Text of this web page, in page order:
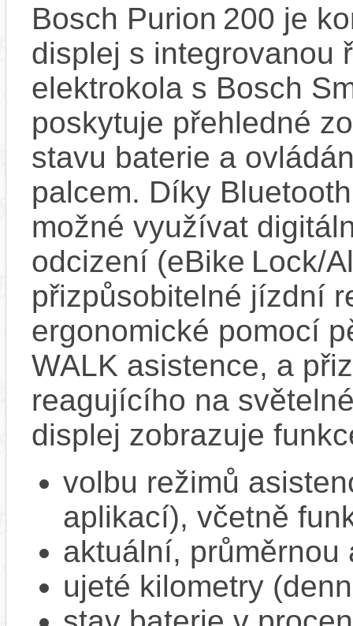
Bosch Purion 200 je
displej s integrovanou
elektrokola s Bosch
poskytuje přehledné
stavu baterie a
palcem. Díky
možné využívat
odcizení (eBike Lock/
přizpůsobitelné jízdní
ergonomické pomocí
WALK asistence, a
reagujícího na
displej zobrazuje
volbu režimů
aplikací), včetně
aktuální, průměrnou
ujeté kilometry